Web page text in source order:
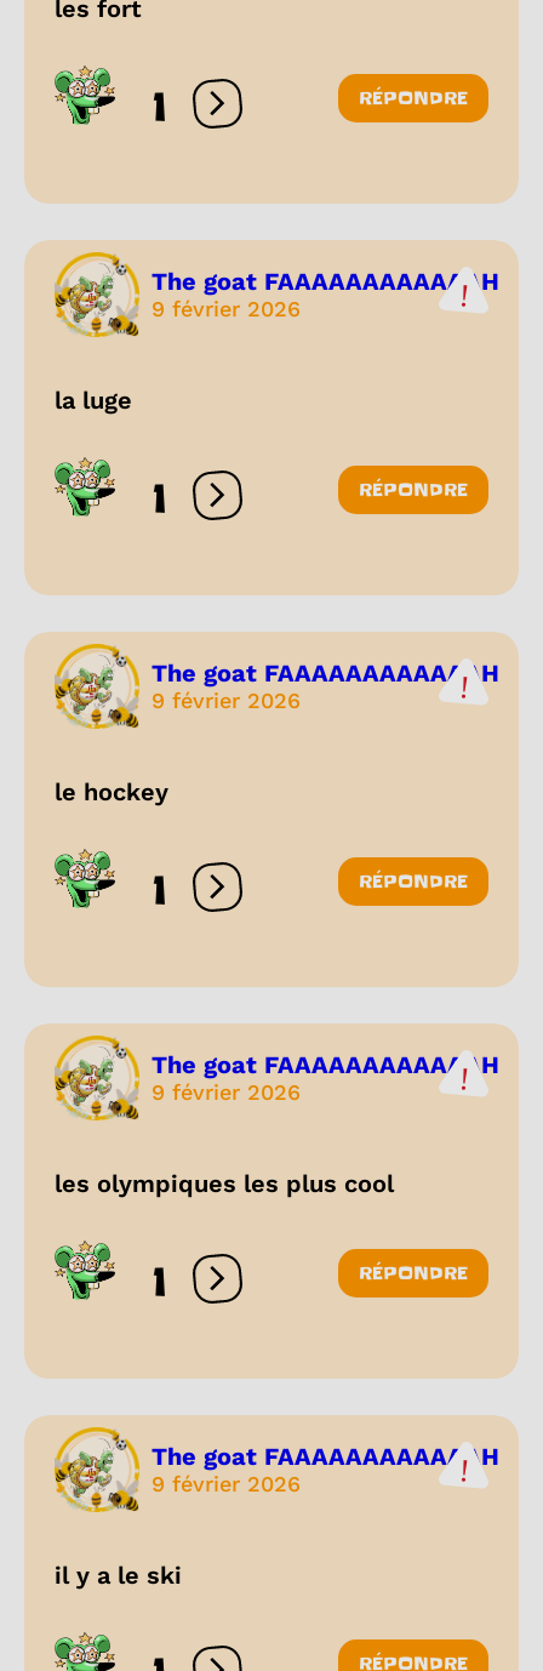
les fort
1 Ouvrir les réactions
RÉPONDRE
The goat FAAAAAAAAAAAAH
9 février 2026
la luge
1 Ouvrir les réactions
RÉPONDRE
The goat FAAAAAAAAAAAAH
9 février 2026
le hockey
1 Ouvrir les réactions
RÉPONDRE
The goat FAAAAAAAAAAAAH
9 février 2026
les olympiques les plus cool
1 Ouvrir les réactions
RÉPONDRE
The goat FAAAAAAAAAAAAH
9 février 2026
il y a le ski
RÉPONDRE